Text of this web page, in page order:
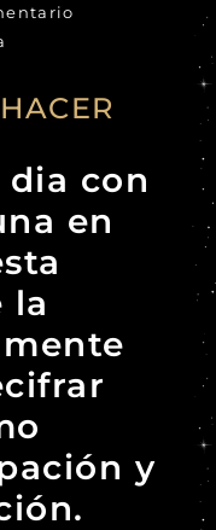
dia con
en
la
y